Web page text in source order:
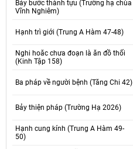
Bảy bước thành tựu (Trường hạ chùa
Vĩnh Nghiêm)
Hạnh trì giới (Trung A Hàm 47-48)
Nghi hoăc chưa đoạn là ăn đồ thối
(Kinh Tập 158)
Ba pháp về người bệnh (Tăng Chi 42)
Bảy thiện pháp (Trường Hạ 2026)
Hạnh cung kính (Trung A Hàm 49-
50)